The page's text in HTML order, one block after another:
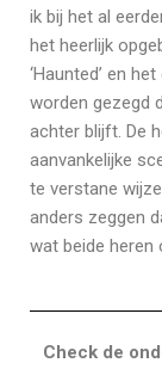
ik bij het al
het heerlijk
‘Haunted’ en
worden gezegd
achter blijft. De
aanvankelijke
te verstane
anders zeggen
wat beide heren
Check de